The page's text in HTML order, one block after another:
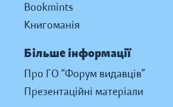
Bookmints
Книгоманія
Більше інформації
Про ГО “Форум видавців”
Презентаційні матеріали